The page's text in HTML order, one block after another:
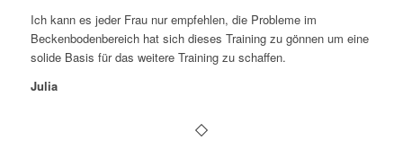
Ich kann es jeder Frau nur empfehlen, die Probleme im
Beckenbodenbereich hat sich dieses Training zu gönnen um eine
solide Basis für das weitere Training zu schaffen.
Julia